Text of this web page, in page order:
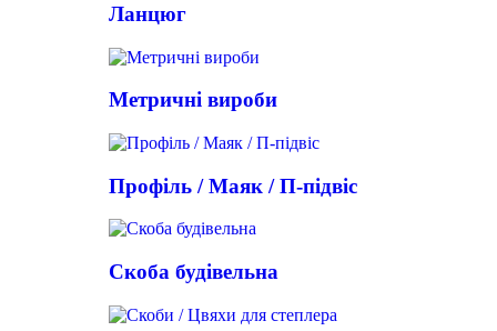
Ланцюг
Метричні вироби
Профіль / Маяк / П-підвіс
Скоба будівельна